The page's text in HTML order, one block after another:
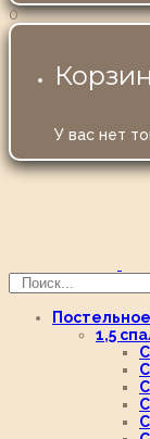
0
У вас нет
1,5